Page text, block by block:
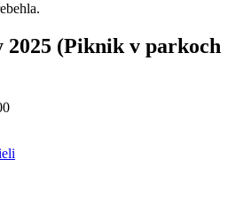
2025 (Piknik v parkoch